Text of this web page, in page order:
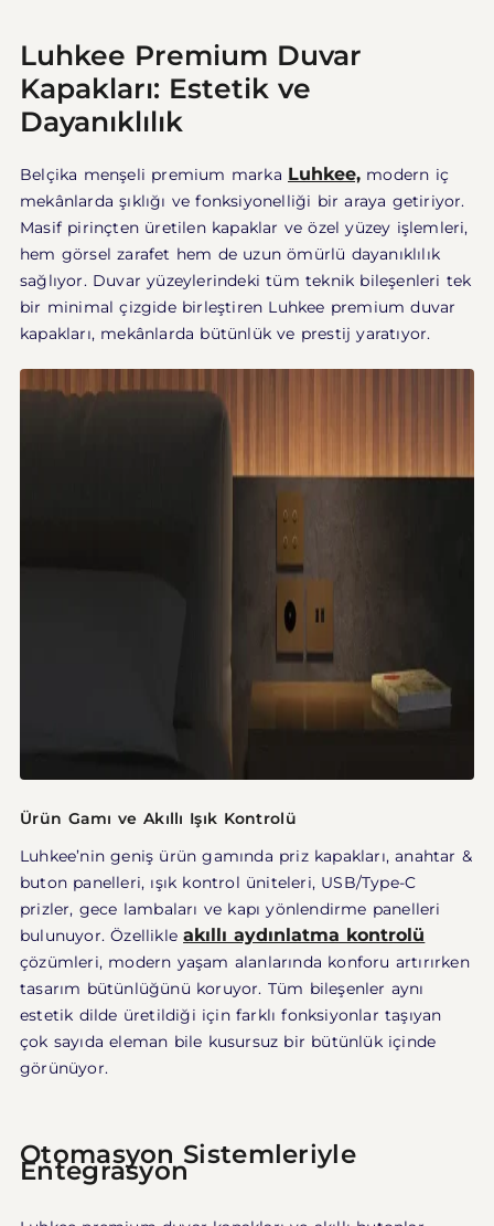
Luhkee Premium Duvar
Kapakları: Estetik ve
Dayanıklılık
Belçika menşeli premium marka Luhkee, modern iç
mekânlarda şıklığı ve fonksiyonelliği bir araya getiriyor.
Masif pirinçten üretilen kapaklar ve özel yüzey işlemleri,
hem görsel zarafet hem de uzun ömürlü dayanıklılık
sağlıyor. Duvar yüzeylerindeki tüm teknik bileşenleri tek
bir minimal çizgide birleştiren Luhkee premium duvar
kapakları, mekânlarda bütünlük ve prestij yaratıyor.
Ürün Gamı ve Akıllı Işık Kontrolü
Luhkee’nin geniş ürün gamında priz kapakları, anahtar &
buton panelleri, ışık kontrol üniteleri, USB/Type-C
prizler, gece lambaları ve kapı yönlendirme panelleri
bulunuyor. Özellikleakıllı aydınlatma kontrolü
çözümleri, modern yaşam alanlarında konforu artırırken
tasarım bütünlüğünü koruyor. Tüm bileşenler aynı
estetik dilde üretildiği için farklı fonksiyonlar taşıyan
çok sayıda eleman bile kusursuz bir bütünlük içinde
görünüyor.
Otomasyon Sistemleriyle
Entegrasyon